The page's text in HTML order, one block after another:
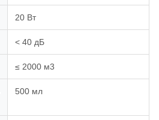
20 Вт
< 40 дБ
≤ 2000 м3
500 мл